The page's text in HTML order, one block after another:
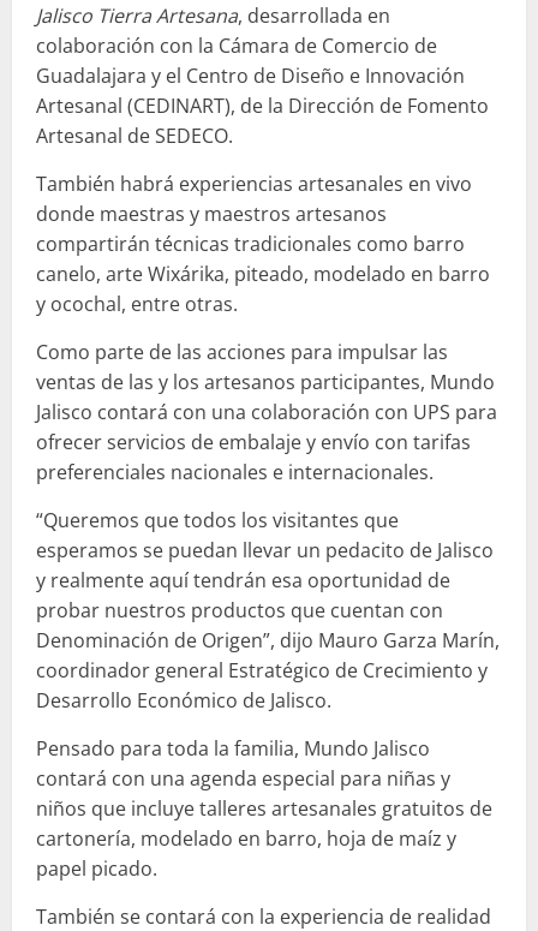
Jalisco Tierra Artesana, desarrollada en
colaboración con la Cámara de Comercio de
Guadalajara y el Centro de Diseño e Innovación
Artesanal (CEDINART), de la Dirección de Fomento
Artesanal de SEDECO.
También habrá experiencias artesanales en vivo
donde maestras y maestros artesanos
compartirán técnicas tradicionales como barro
canelo, arte Wixárika, piteado, modelado en barro
y ocochal, entre otras.
Como parte de las acciones para impulsar las
ventas de las y los artesanos participantes, Mundo
Jalisco contará con una colaboración con UPS para
ofrecer servicios de embalaje y envío con tarifas
preferenciales nacionales e internacionales.
“Queremos que todos los visitantes que
esperamos se puedan llevar un pedacito de Jalisco
y realmente aquí tendrán esa oportunidad de
probar nuestros productos que cuentan con
Denominación de Origen”, dijo Mauro Garza Marín,
coordinador general Estratégico de Crecimiento y
Desarrollo Económico de Jalisco.
Pensado para toda la familia, Mundo Jalisco
contará con una agenda especial para niñas y
niños que incluye talleres artesanales gratuitos de
cartonería, modelado en barro, hoja de maíz y
papel picado.
También se contará con la experiencia de realidad